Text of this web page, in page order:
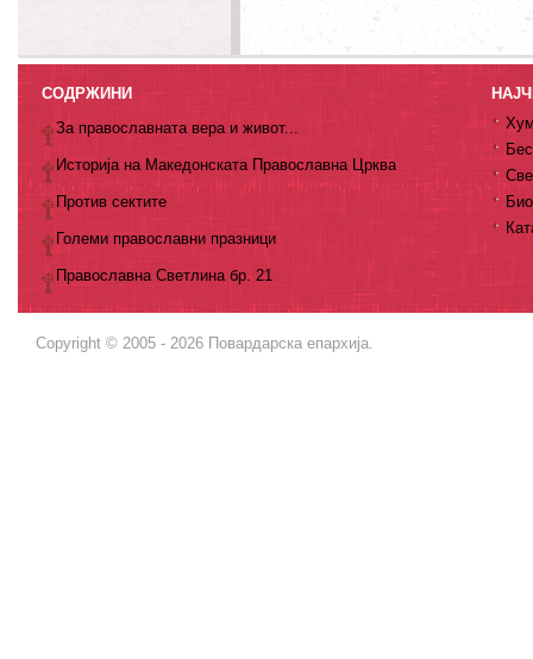
СОДРЖИНИ
За православната вера и живот...
Историја на Македонската Православна Црква
Против сектите
Големи православни празници
Православна Светлина бр. 21
Copyright © 2005 - 2026 Повардарска епархија.